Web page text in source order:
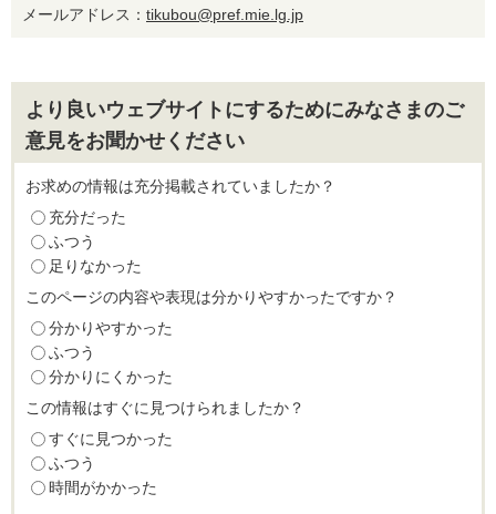
メールアドレス： tikubou@pref.mie.lg.jp
より良いウェブサイトにするためにみなさまのご
意見をお聞かせください
お求めの情報は充分掲載されていましたか？
充分だった
ふつう
足りなかった
このページの内容や表現は分かりやすかったですか？
分かりやすかった
ふつう
分かりにくかった
この情報はすぐに見つけられましたか？
すぐに見つかった
ふつう
時間がかかった